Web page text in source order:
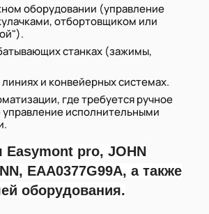
оборудовании (управление
отбортовщиком или
станках (зажимы,
и конвейерных системах.
где требуется ручное
исполнительными
Easymont pro, JOHN
EAA0377G99A, а также
оборудования.